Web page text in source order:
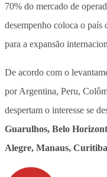
70% do mercado de
desempenho coloca o país
para a expansão
De acordo com o
por Argentina, Peru,
despertam o interesse se
Guarulhos, Belo
Alegre, Manaus,